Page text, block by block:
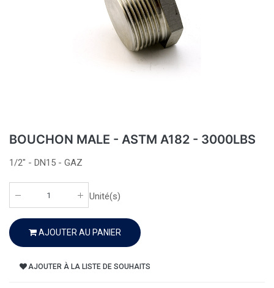
BOUCHON MALE - ASTM A182 - 3000LBS
1/2" - DN15 - GAZ
Unité(s)
AJOUTER AU PANIER
AJOUTER À LA LISTE DE SOUHAITS